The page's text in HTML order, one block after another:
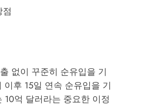
없이 꾸준히 순유입을 기
후 15일 연속 순유입을 기
억 달러라는 중요한 이정